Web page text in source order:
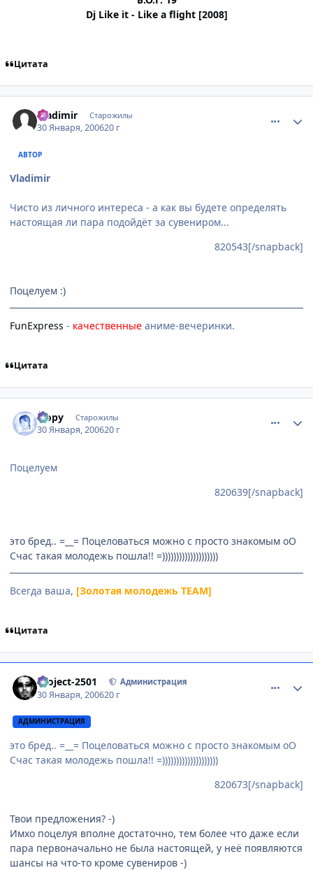
Dj Like it - Like a flight [2008]
Цитата
Vladimir Старожилы
30 Января, 200620 г
АВТОР
Vladimir
Чисто из личного интереса - а как вы будете определять
настоящая ли пара подойдёт за сувениром...
820543[/snapback]
Поцелуем :)
FunExpress - качественные аниме-вечеринки.
Цитата
Йору Старожилы
30 Января, 200620 г
Поцелуем
820639[/snapback]
это бред.. =__= Поцеловаться можно с просто знакомым оО
Счас такая молодежь пошла!! =))))))))))))))))))))
Всегда ваша, [Золотая молодежь TEAM]
Цитата
Project-2501 Администрация
30 Января, 200620 г
АДМИНИСТРАЦИЯ
это бред.. =__= Поцеловаться можно с просто знакомым оО
Счас такая молодежь пошла!! =))))))))))))))))))))
820673[/snapback]
Твои предложения? -)
Имхо поцелуя вполне достаточно, тем более что даже если
пара первоначально не была настоящей, у неё появляются
шансы на что-то кроме сувениров -)